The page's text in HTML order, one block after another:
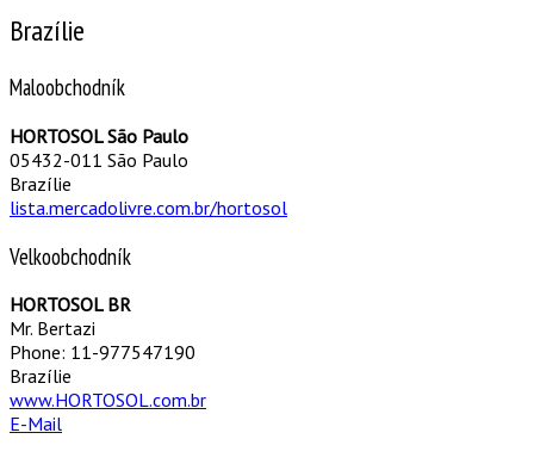
Brazílie
Maloobchodník
HORTOSOL São Paulo
05432-011 São Paulo
Brazílie
lista.mercadolivre.com.br/hortosol
Velkoobchodník
HORTOSOL BR
Mr. Bertazi
Phone: 11-977547190
Brazílie
www.HORTOSOL.com.br
E-Mail